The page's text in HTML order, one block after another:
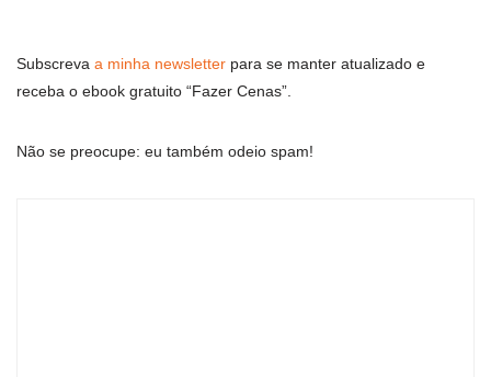
Subscreva a minha newsletter para se manter atualizado e
receba o ebook gratuito “Fazer Cenas”.
Não se preocupe: eu também odeio spam!